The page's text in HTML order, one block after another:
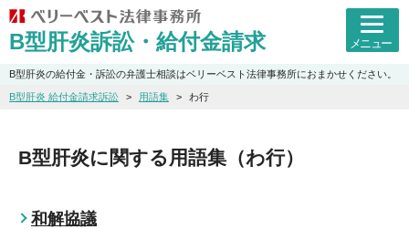
B型肝炎の給付金・訴訟の弁護士相談はベリーベスト法律事務所におまかせください。
B型肝炎訴訟・給付金請求 メニュー
B型肝炎 給付金請求訴訟 用語集 わ行
B型肝炎に関する用語集（わ行）
和解協議